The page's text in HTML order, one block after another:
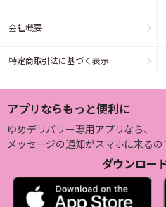
会社概要
特定商取引法に基づく表示
アプリならもっと便利に
ゆめデリバリー専用アプリなら、
メッセージの通知がスマホに来るの
ダウンロー